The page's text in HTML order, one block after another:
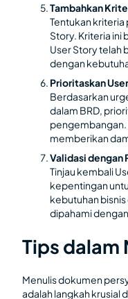
Tambahkan
Tentukan
Story. Kriteria ini
User Story telah
dengan
Prioritaskan
Berdasarkan
dalam BRD,
pengembangan.
memberikan
Validasi dengan
Tinjau kembali
kepentingan
kebutuhan
dipahami
Tips dalam
Menulis dokumen
adalah langkah krusial